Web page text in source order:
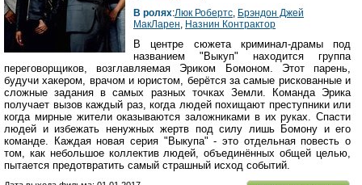
В ролях:Люк Робертс, Брэндон Джей
МакЛарен, Назнин Контрактор
В центре сюжета криминал-драмы под
названием "Выкуп" находится группа
переговорщиков, возглавляемая Эриком Бомоном. Этот парень,
будучи хакером, врачом и юристом, берётся за самые рискованные и
сложные задания в самых разных точках Земли. Команда Эрика
получает вызов каждый раз, когда людей похищают преступники или
когда мирные жители оказываются заложниками в их руках. Спасти
людей и избежать ненужных жертв под силу лишь Бомону и его
команде. Каждая новая серия "Выкупа" - это отдельная повесть о
том, как небольшое коллектив людей, объединённых общей целью,
пытается предотвратить самый страшный исход событий.